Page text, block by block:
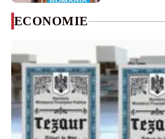
ECONOMIE